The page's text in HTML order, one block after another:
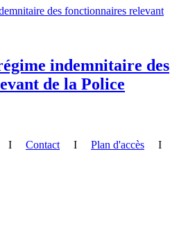
indemnitaire des
de la Police
I Contact I Plan d'accès I